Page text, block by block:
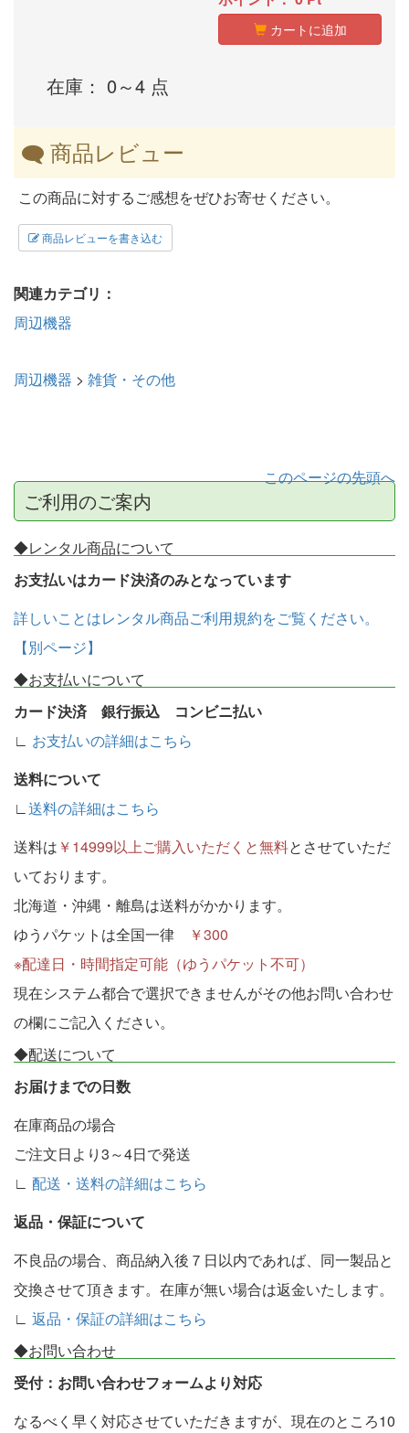
在庫： 0～4 点
カートに追加
商品レビュー
この商品に対するご感想をぜひお寄せください。
商品レビューを書き込む
関連カテゴリ：
周辺機器
周辺機器 > 雑貨・その他
このページの先頭へ
ご利用のご案内
◆レンタル商品について
お支払いはカード決済のみとなっています
詳しいことはレンタル商品ご利用規約をご覧ください。
【別ページ】
◆お支払いについて
カード決済 銀行振込 コンビニ払い
∟ お支払いの詳細はこちら
送料について
∟送料の詳細はこちら
送料は ￥14999以上ご購入いただくと無料とさせていただ
いております。
北海道・沖縄・離島は送料がかかります。
ゆうパケットは全国一律
￥300
※配達日・時間指定可能（ゆうパケット不可）
現在システム都合で選択できませんがその他お問い合わせ
の欄にご記入ください。
◆配送について
お届けまでの日数
在庫商品の場合
ご注文日より3～4日で発送
∟ 配送・送料の詳細はこちら
返品・保証について
不良品の場合、商品納入後７日以内であれば、同一製品と
交換させて頂きます。在庫が無い場合は返金いたします。
∟ 返品・保証の詳細はこちら
◆お問い合わせ
受付：お問い合わせフォームより対応
なるべく早く対応させていただきますが、現在のところ10